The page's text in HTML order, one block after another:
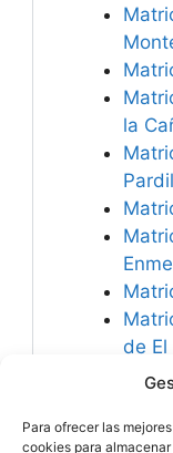
Para ofrecer las
cookies para
la
de El